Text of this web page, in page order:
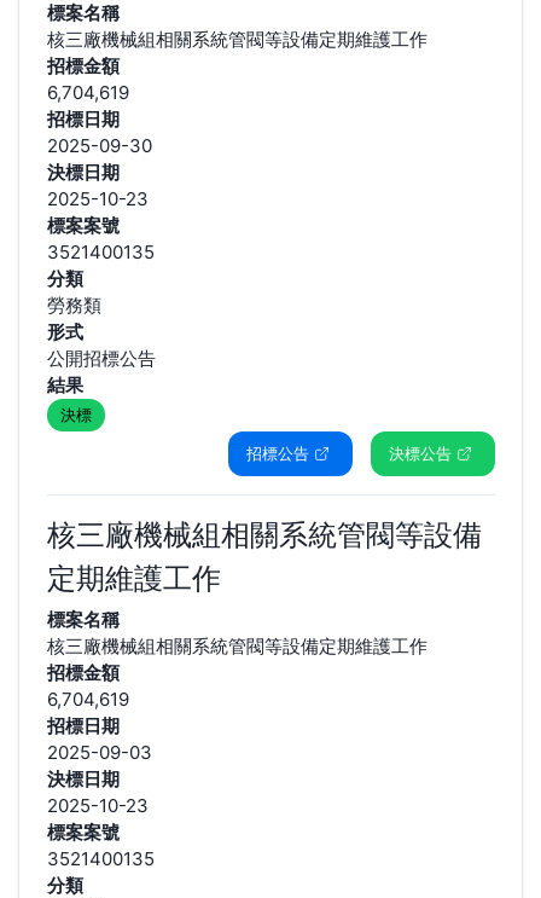
標案名稱
核三廠機械組相關系統管閥等設備定期維護工作
招標金額
6,704,619
招標日期
2025-09-30
決標日期
2025-10-23
標案案號
3521400135
分類
勞務類
形式
公開招標公告
結果
決標
招標公告
決標公告
核三廠機械組相關系統管閥等設備
定期維護工作
標案名稱
核三廠機械組相關系統管閥等設備定期維護工作
招標金額
6,704,619
招標日期
2025-09-03
決標日期
2025-10-23
標案案號
3521400135
分類